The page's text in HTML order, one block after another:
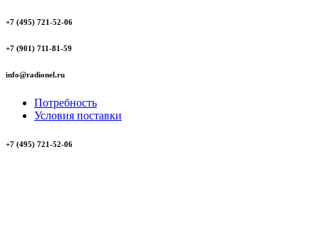
+7 (495) 721-52-06
+7 (901) 711-81-59
info@radionel.ru
Потребность
Условия поставки
+7 (495) 721-52-06